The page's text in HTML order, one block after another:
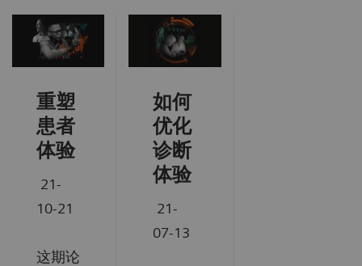
重塑
患者
体验
21-
10-21
这期论
如何
优化
诊断
体验
21-
07-13